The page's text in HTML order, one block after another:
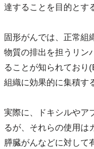
達することを目的とす
固形がんでは、正常組
物質の排出を担うリン
ることが知られており
組織に効果的に集積す
実際に、ドキシルやア
るが、それらの使用は
膵臓がんなどに対して